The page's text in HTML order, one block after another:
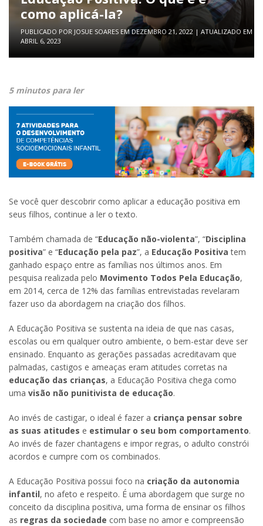
como aplicá-la?
PUBLICADO POR JOSUE SOARES EM DEZEMBRO 21, 2022 | ATUALIZADO EM
ABRIL 6, 2023
5 minutos para ler
Se você quer descobrir como aplicar a educação positiva em
seus filhos, continue a ler o texto.
Também chamada de “Educação não-violenta”, “Disciplina
positiva” e “Educação pela paz”, a Educação Positiva tem
ganhado espaço entre as famílias nos últimos anos. Em
pesquisa realizada pelo Movimento Todos Pela Educação,
em 2014, cerca de 12% das famílias entrevistadas revelaram
fazer uso da abordagem na criação dos filhos.
A Educação Positiva se sustenta na ideia de que nas casas,
escolas ou em qualquer outro ambiente, o bem-estar deve ser
ensinado. Enquanto as gerações passadas acreditavam que
palmadas, castigos e ameaças eram atitudes corretas na
educação das crianças, a Educação Positiva chega como
uma visão não punitivista de educação.
Ao invés de castigar, o ideal é fazer a criança pensar sobre
as suas atitudes e estimular o seu bom comportamento.
Ao invés de fazer chantagens e impor regras, o adulto constrói
acordos e cumpre com os combinados.
A Educação Positiva possui foco na criação da autonomia
infantil, no afeto e respeito. É uma abordagem que surge no
conceito da disciplina positiva, uma forma de ensinar os filhos
as regras da sociedade com base no amor e compreensão